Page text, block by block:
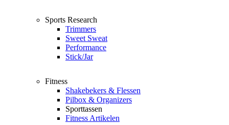
Sports Research
Trimmers
Sweet Sweat
Performance
Stick/Jar
Fitness
Shakebekers & Flessen
Pilbox & Organizers
Sporttassen
Fitness Artikelen